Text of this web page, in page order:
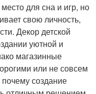
для сна и игр, но
свою личность,
Декор детской
уютной и
магазинные
или не совсем
создание